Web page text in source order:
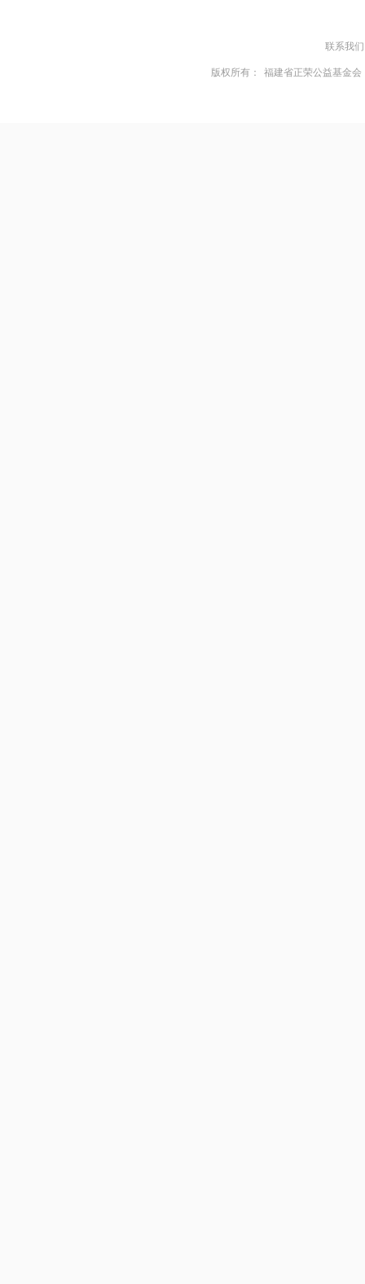
联系我们
版权所有： 福建省正荣公益基金会